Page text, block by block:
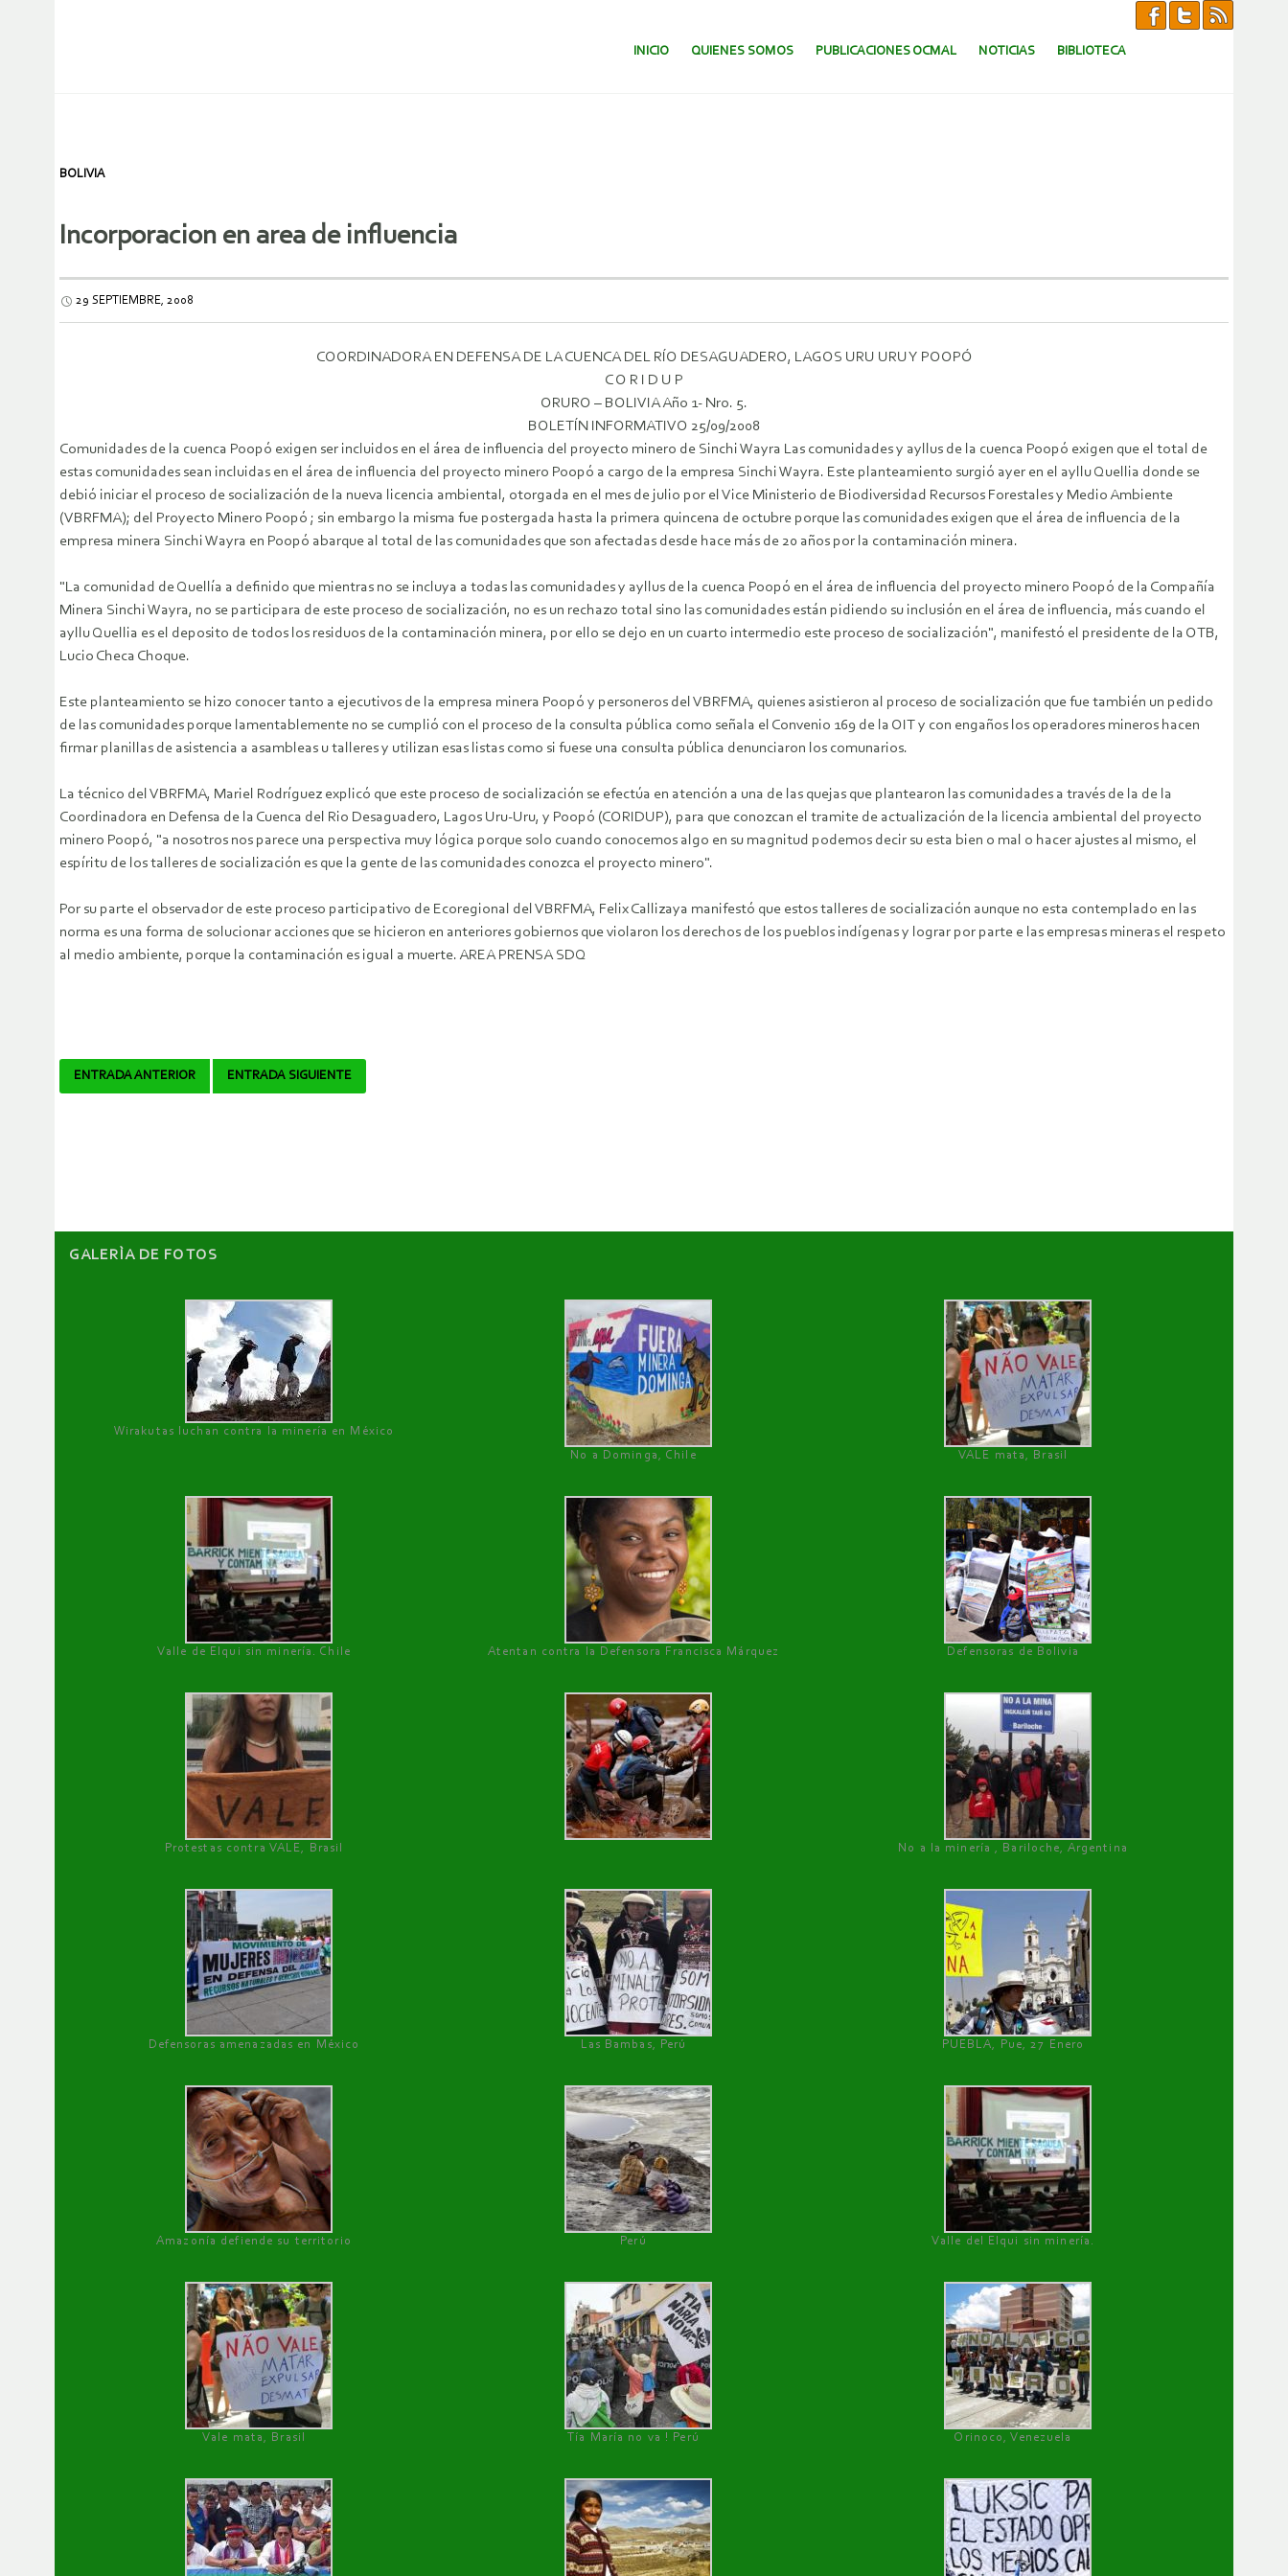
SALTAR AL CONTENIDO.
INICIO QUIENES SOMOS PUBLICACIONES OCMAL NOTICIAS BIBLIOTECA
BOLIVIA
Incorporacion en area de influencia
29 SEPTIEMBRE, 2008
COORDINADORA EN DEFENSA DE LA CUENCA DEL RÍO DESAGUADERO, LAGOS URU URU Y POOPÓ
C O R I D U P
ORURO – BOLIVIA Año 1- Nro. 5.
BOLETÍN INFORMATIVO 25/09/2008
Comunidades de la cuenca Poopó exigen ser incluidos en el área de influencia del proyecto minero de Sinchi Wayra Las comunidades y ayllus de la cuenca Poopó exigen que el total de
estas comunidades sean incluidas en el área de influencia del proyecto minero Poopó a cargo de la empresa Sinchi Wayra. Este planteamiento surgió ayer en el ayllu Quellia donde se
debió iniciar el proceso de socialización de la nueva licencia ambiental, otorgada en el mes de julio por el Vice Ministerio de Biodiversidad Recursos Forestales y Medio Ambiente
(VBRFMA); del Proyecto Minero Poopó ; sin embargo la misma fue postergada hasta la primera quincena de octubre porque las comunidades exigen que el área de influencia de la
empresa minera Sinchi Wayra en Poopó abarque al total de las comunidades que son afectadas desde hace más de 20 años por la contaminación minera.
"La comunidad de Quellía a definido que mientras no se incluya a todas las comunidades y ayllus de la cuenca Poopó en el área de influencia del proyecto minero Poopó de la Compañía
Minera Sinchi Wayra, no se participara de este proceso de socialización, no es un rechazo total sino las comunidades están pidiendo su inclusión en el área de influencia, más cuando el
ayllu Quellia es el deposito de todos los residuos de la contaminación minera, por ello se dejo en un cuarto intermedio este proceso de socialización", manifestó el presidente de la OTB,
Lucio Checa Choque.
Este planteamiento se hizo conocer tanto a ejecutivos de la empresa minera Poopó y personeros del VBRFMA, quienes asistieron al proceso de socialización que fue también un pedido
de las comunidades porque lamentablemente no se cumplió con el proceso de la consulta pública como señala el Convenio 169 de la OIT y con engaños los operadores mineros hacen
firmar planillas de asistencia a asambleas u talleres y utilizan esas listas como si fuese una consulta pública denunciaron los comunarios.
La técnico del VBRFMA, Mariel Rodríguez explicó que este proceso de socialización se efectúa en atención a una de las quejas que plantearon las comunidades a través de la de la
Coordinadora en Defensa de la Cuenca del Rio Desaguadero, Lagos Uru-Uru, y Poopó (CORIDUP), para que conozcan el tramite de actualización de la licencia ambiental del proyecto
minero Poopó, "a nosotros nos parece una perspectiva muy lógica porque solo cuando conocemos algo en su magnitud podemos decir su esta bien o mal o hacer ajustes al mismo, el
espíritu de los talleres de socialización es que la gente de las comunidades conozca el proyecto minero".
Por su parte el observador de este proceso participativo de Ecoregional del VBRFMA, Felix Callizaya manifestó que estos talleres de socialización aunque no esta contemplado en las
norma es una forma de solucionar acciones que se hicieron en anteriores gobiernos que violaron los derechos de los pueblos indígenas y lograr por parte e las empresas mineras el respeto
al medio ambiente, porque la contaminación es igual a muerte. AREA PRENSA SDQ
Navegador
ENTRADA ANTERIOR ENTRADA SIGUIENTE
GALERÌA DE FOTOS
Wirakutas luchan contra la minería en México
No a Dominga, Chile
VALE mata, Brasil
Valle de Elqui sin minería. Chile Atentan contra la Defensora Francisca Márquez Defensoras de Bolivia
Protestas contra VALE, Brasil No a la minería , Bariloche, Argentina
Defensoras amenazadas en México Las Bambas, Perú PUEBLA, Pue, 27 Enero
Amazonía defiende su territorio Perú Valle del Elqui sin minería.
Vale mata, Brasil Tía María no va ! Perú Orinoco, Venezuela